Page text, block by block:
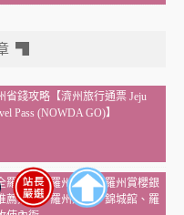
▜
省錢攻略【濟州旅行通票 Jeju
Pass (NOWDA GO)】
羅南道．羅州景點】羅州賞櫻銀
薦景點：羅州鄉校、錦城館、羅